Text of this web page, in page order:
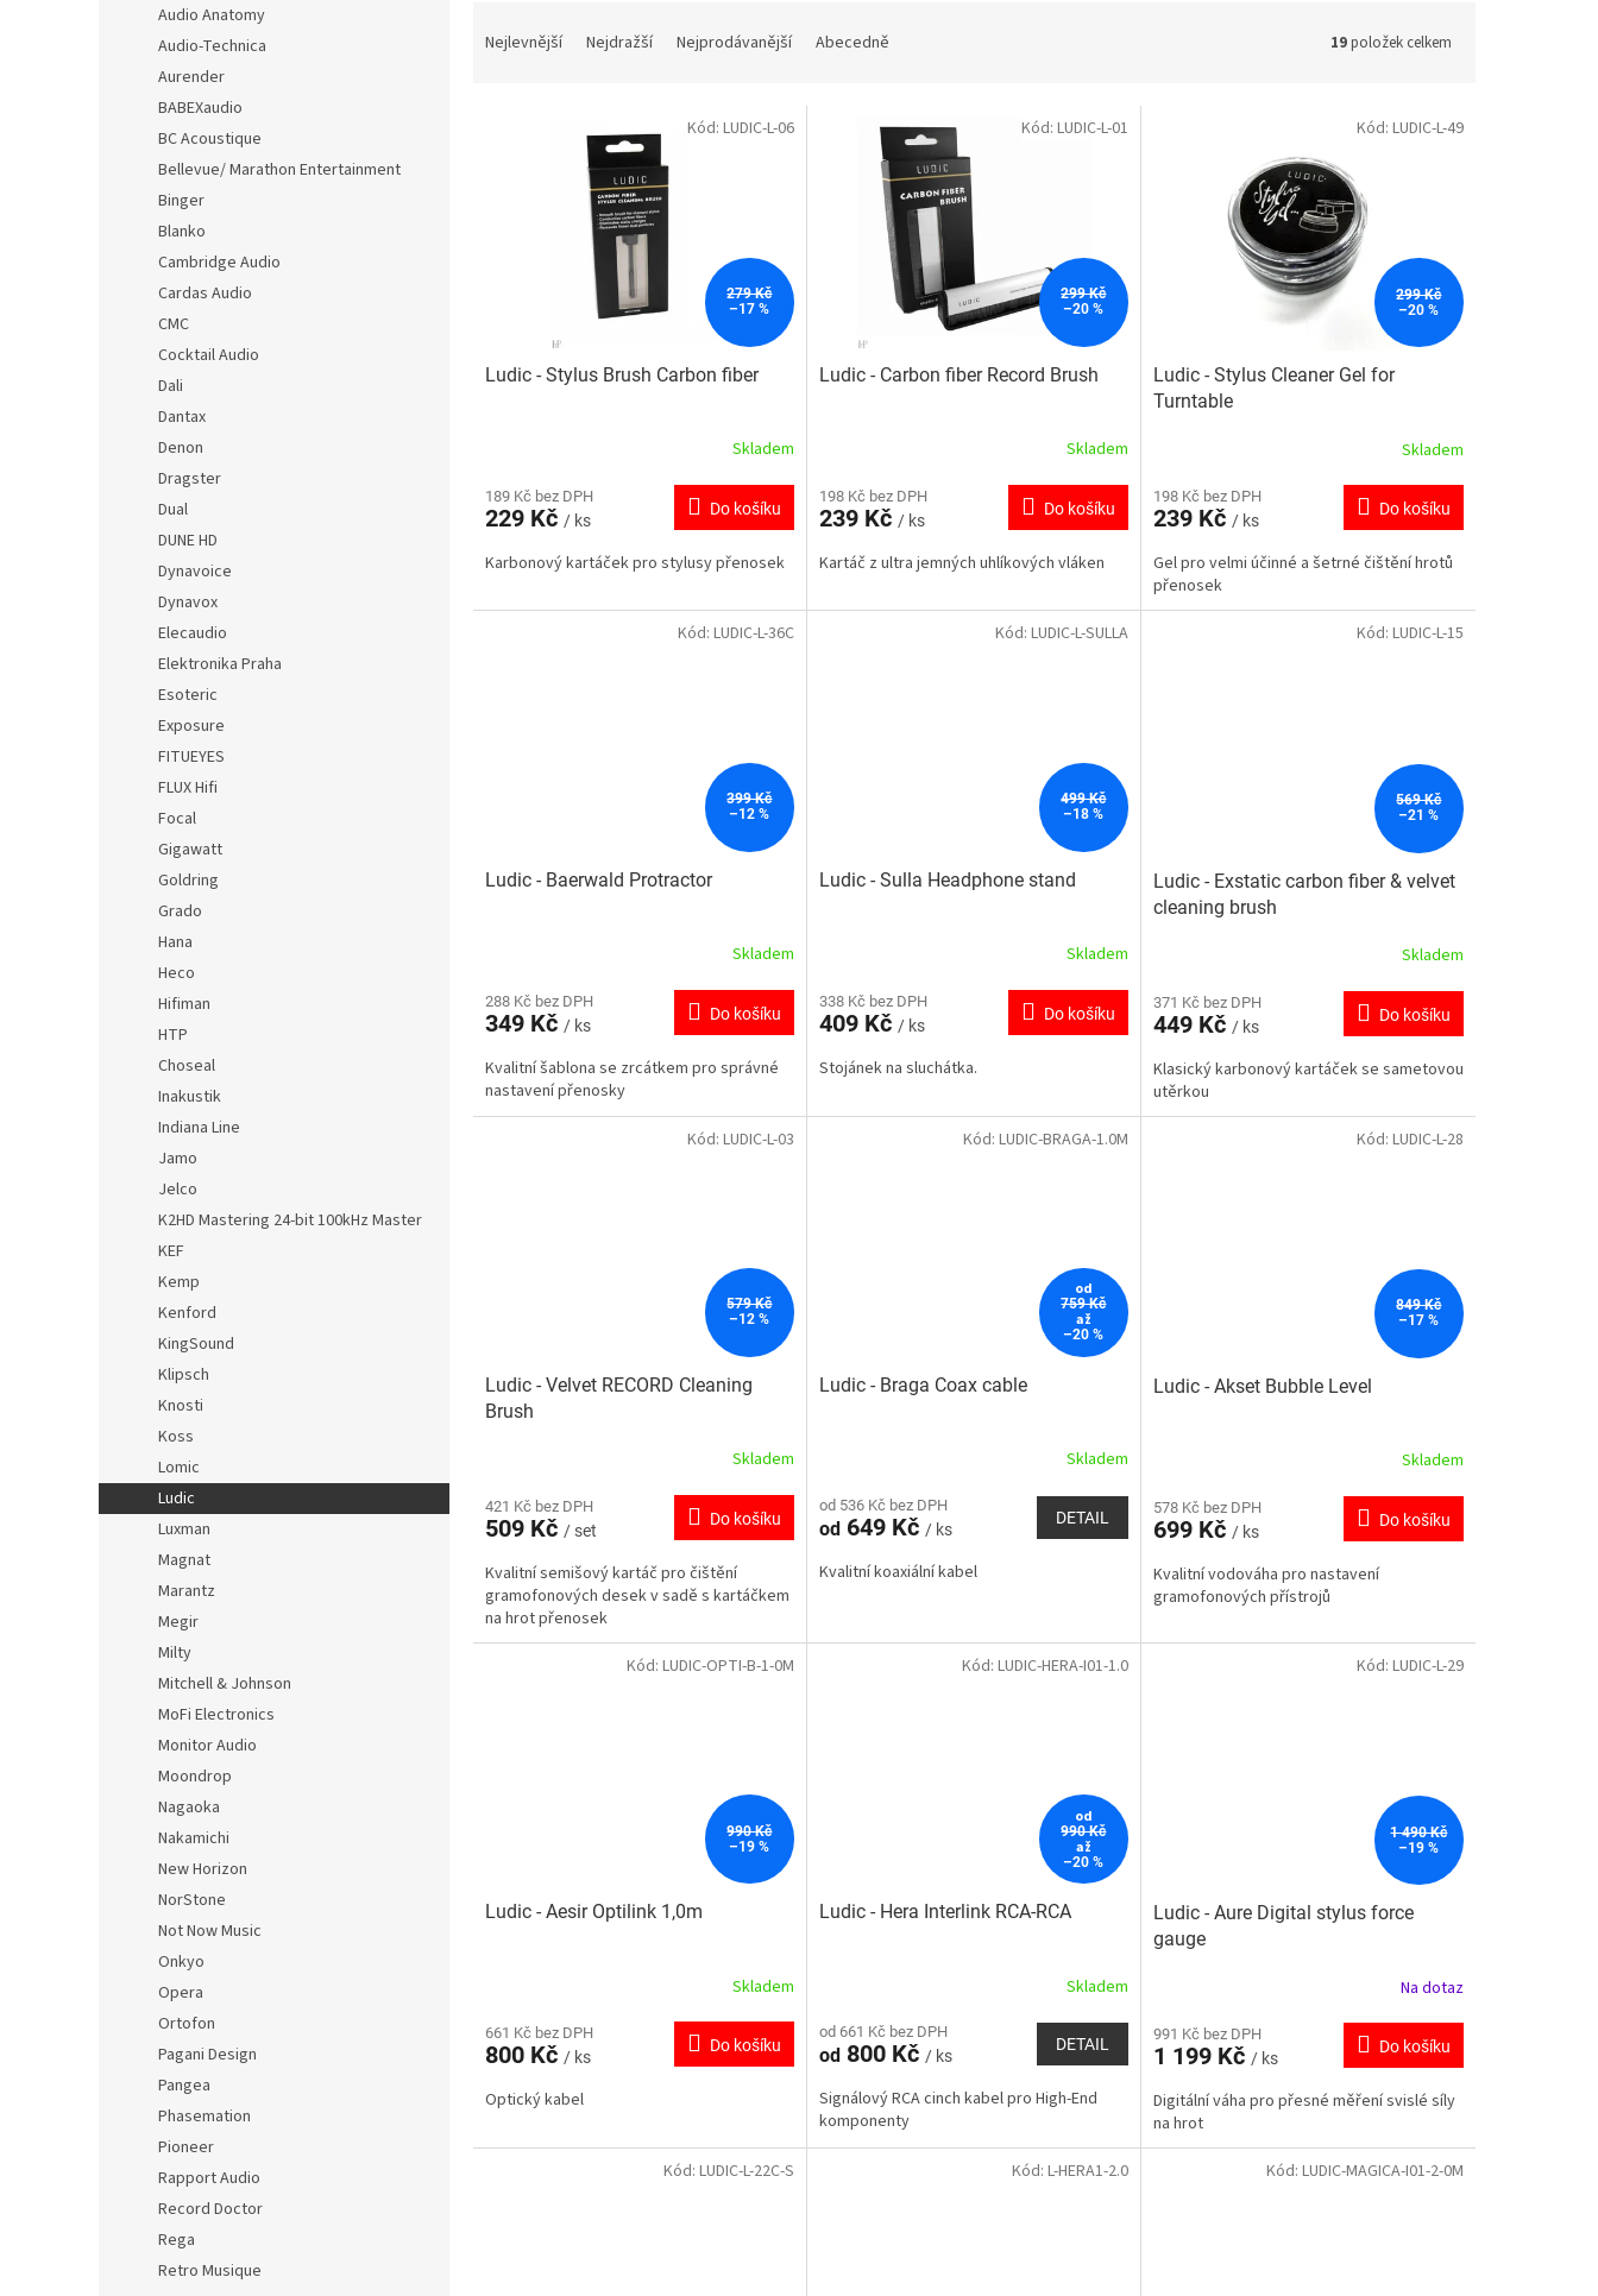
Audio Anatomy
Audio-Technica
Aurender
BABEXaudio
BC Acoustique
Bellevue/ Marathon Entertainment
Binger
Blanko
Cambridge Audio
Cardas Audio
CMC
Cocktail Audio
Dali
Dantax
Denon
Dragster
Dual
DUNE HD
Dynavoice
Dynavox
Elecaudio
Elektronika Praha
Esoteric
Exposure
FITUEYES
FLUX Hifi
Focal
Gigawatt
Goldring
Grado
Hana
Heco
Hifiman
HTP
Choseal
Inakustik
Indiana Line
Jamo
Jelco
K2HD Mastering 24-bit 100kHz Master
KEF
Kemp
Kenford
KingSound
Klipsch
Knosti
Koss
Lomic
Ludic
Luxman
Magnat
Marantz
Megir
Milty
Mitchell & Johnson
MoFi Electronics
Monitor Audio
Moondrop
Nagaoka
Nakamichi
New Horizon
NorStone
Not Now Music
Onkyo
Opera
Ortofon
Pagani Design
Pangea
Phasemation
Pioneer
Rapport Audio
Record Doctor
Rega
Retro Musique
Nejlevnější Nejdražší Nejprodávanější Abecedně 19položek celkem
279 Kč
–17 %
Ludic - Stylus Brush Carbon fiber
Skladem
189 Kč bez DPH
229 Kč / ks
Do košíku
Karbonový kartáček pro stylusy přenosek
Kód: LUDIC-L-06
299 Kč
–20 %
Ludic - Carbon fiber Record Brush
Skladem
198 Kč bez DPH
239 Kč / ks
Do košíku
Kartáč z ultra jemných uhlíkových vláken
Kód: LUDIC-L-01
299 Kč
–20 %
Ludic - Stylus Cleaner Gel for
Turntable
Skladem
198 Kč bez DPH
239 Kč / ks
Do košíku
Gel pro velmi účinné a šetrné čištění hrotů
přenosek
Kód: LUDIC-L-49
399 Kč
–12 %
Ludic - Baerwald Protractor
Skladem
288 Kč bez DPH
349 Kč / ks
Do košíku
Kvalitní šablona se zrcátkem pro správné
nastavení přenosky
Kód: LUDIC-L-36C
499 Kč
–18 %
Ludic - Sulla Headphone stand
Skladem
338 Kč bez DPH
409 Kč / ks
Do košíku
Stojánek na sluchátka.
Kód: LUDIC-L-SULLA
569 Kč
–21 %
Ludic - Exstatic carbon fiber & velvet
cleaning brush
Skladem
371 Kč bez DPH
449 Kč / ks
Do košíku
Klasický karbonový kartáček se sametovou
utěrkou
Kód: LUDIC-L-15
579 Kč
–12 %
Ludic - Velvet RECORD Cleaning
Brush
Skladem
421 Kč bez DPH
509 Kč / set
Do košíku
Kvalitní semišový kartáč pro čištění
gramofonových desek v sadě s kartáčkem
na hrot přenosek
Kód: LUDIC-L-03
od
759 Kč
až
–20 %
Ludic - Braga Coax cable
Skladem
od 536 Kč bez DPH
od649 Kč / ks
DETAIL
Kvalitní koaxiální kabel
Kód: LUDIC-BRAGA-1.0M
849 Kč
–17 %
Ludic - Akset Bubble Level
Skladem
578 Kč bez DPH
699 Kč / ks
Do košíku
Kvalitní vodováha pro nastavení
gramofonových přístrojů
Kód: LUDIC-L-28
990 Kč
–19 %
Ludic - Aesir Optilink 1,0m
Skladem
661 Kč bez DPH
800 Kč / ks
Do košíku
Optický kabel
Kód: LUDIC-OPTI-B-1-0M
od
990 Kč
až
–20 %
Ludic - Hera Interlink RCA-RCA
Skladem
od 661 Kč bez DPH
od800 Kč / ks
DETAIL
Signálový RCA cinch kabel pro High-End
komponenty
Kód: LUDIC-HERA-I01-1.0
1 490 Kč
–19 %
Ludic - Aure Digital stylus force
gauge
Na dotaz
991 Kč bez DPH
1 199 Kč / ks
Do košíku
Digitální váha pro přesné měření svislé síly
na hrot
Kód: LUDIC-L-29
Kód: LUDIC-L-22C-S Kód: L-HERA1-2.0 Kód: LUDIC-MAGICA-I01-2-0M